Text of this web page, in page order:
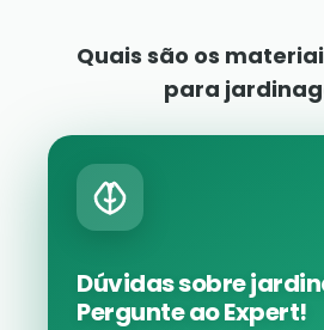
Quais são os
para
Dúvidas sobre
Pergunte ao Expert!